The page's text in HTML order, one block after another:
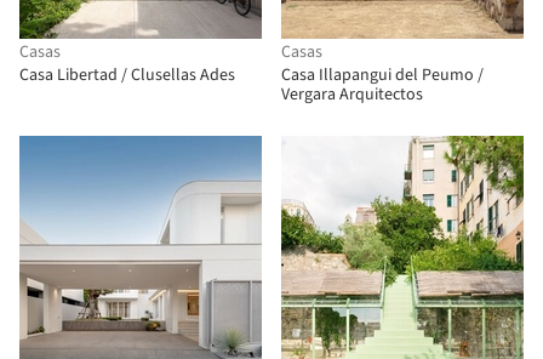
Casas
Casa Libertad / Clusellas Ades
Casas
Casa Illapangui del Peumo /
Vergara Arquitectos